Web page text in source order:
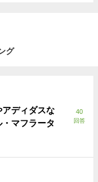
グ
ディダスな
マフラータ
40
回答